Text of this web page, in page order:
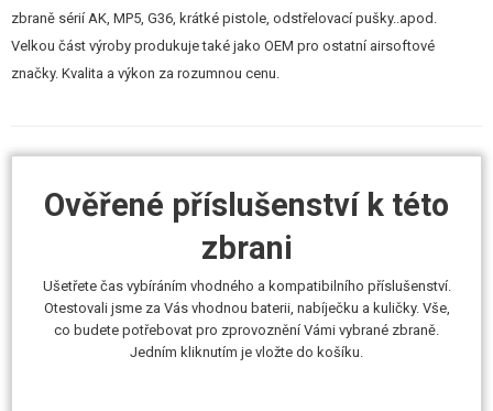
Podpažbí, stejně jako nadpažbí, je z odolného polymeru, stylu MOE s M-
LOK systémem. Vnější hlaveň s plynovou trubicí a mířidly jsou kovové.
Přední muška je výškově stavitelná, zadní je pevná (je součástí krytu
rychloupínacího oka popruhu. Samozřejmě lze používat i popruhy
dvoubodové a to protažením popruhu podélnými otvory na konci pažby a
Zásobník je plastový, vysokokapacitní "točák" na cca 500 kuliček ve stylu
PMAG. Zbraň je pochopitelně kompatibilní i s jinými zásobníky CYMA série
zbraně sérií AK, MP5, G36, krátké pistole, odstřelovací pušky..apod.
Velkou část výroby produkuje také jako OEM pro ostatní airsoftové
značky. Kvalita a výkon za rozumnou cenu.
Ověřené příslušenství k této
zbrani
Ušetřete čas vybíráním vhodného a kompatibilního příslušenství.
Otestovali jsme za Vás vhodnou baterii, nabíječku a kuličky. Vše,
co budete potřebovat pro zprovoznění Vámi vybrané zbraně.
Jedním kliknutím je vložte do košíku.